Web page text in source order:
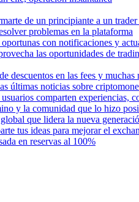
de un principiante a un
problemas en la plataforma
con notificaciones y
las oportunidades de
descuentos en las fees y muchas
últimas noticias sobre
comparten experiencias,
y la comunidad que lo hizo
que lidera la nueva
tus ideas para mejorar el
en reservas al 100%